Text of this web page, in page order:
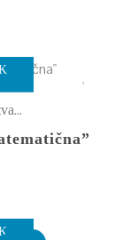
izberete
na
izdelka
Ta
več
izberete
Ta